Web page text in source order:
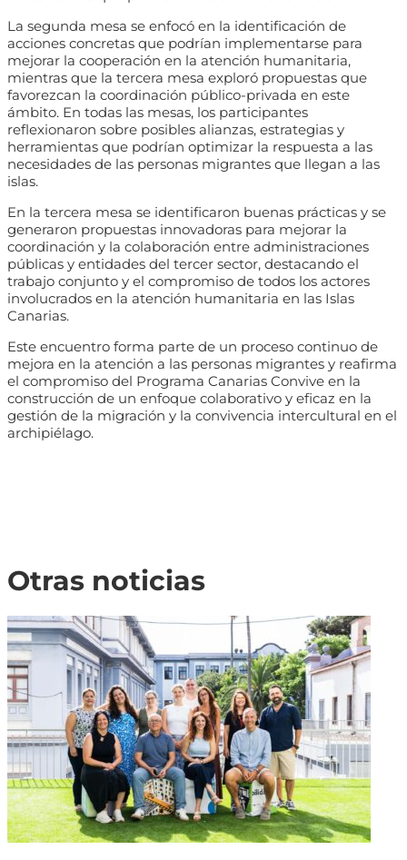
La segunda mesa se enfocó en la identificación de
acciones concretas que podrían implementarse para
mejorar la cooperación en la atención humanitaria,
mientras que la tercera mesa exploró propuestas que
favorezcan la coordinación público-privada en este
ámbito. En todas las mesas, los participantes
reflexionaron sobre posibles alianzas, estrategias y
herramientas que podrían optimizar la respuesta a las
necesidades de las personas migrantes que llegan a las
islas.
En la tercera mesa se identificaron buenas prácticas y se
generaron propuestas innovadoras para mejorar la
coordinación y la colaboración entre administraciones
públicas y entidades del tercer sector, destacando el
trabajo conjunto y el compromiso de todos los actores
involucrados en la atención humanitaria en las Islas
Canarias.
Este encuentro forma parte de un proceso continuo de
mejora en la atención a las personas migrantes y reafirma
el compromiso del Programa Canarias Convive en la
construcción de un enfoque colaborativo y eficaz en la
gestión de la migración y la convivencia intercultural en el
archipiélago.
Otras noticias